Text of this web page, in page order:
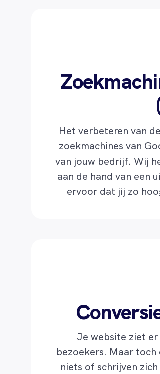
Het verbeteren van
zoekmachines van
van jouw bedrijf. Wij
aan de hand van een
ervoor dat jij zo
Je website ziet
bezoekers. Maar
niets of schrijven